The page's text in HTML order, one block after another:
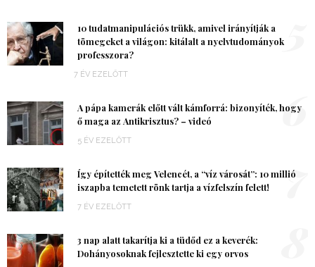
10 tudatmanipulációs trükk, amivel irányítják a
tömegeket a világon: kitálalt a nyelvtudományok
professzora?
7 ÉV EZELŐTT
A pápa kamerák előtt vált kámforrá: bizonyíték, hogy
ő maga az Antikrisztus? – videó
5 ÉV EZELŐTT
6
Így építették meg Velencét, a “víz városát”: 10 millió
iszapba temetett rönk tartja a vízfelszín felett!
7 ÉV EZELŐTT
7
3 nap alatt takarítja ki a tüdőd ez a keverék:
Dohányosoknak fejlesztette ki egy orvos